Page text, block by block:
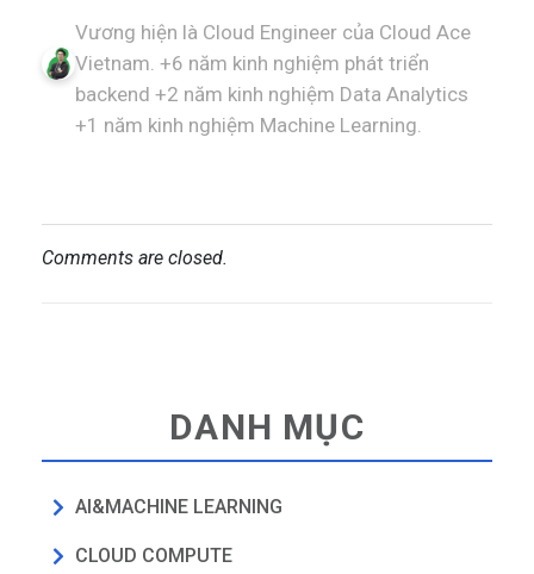
Vương hiện là Cloud Engineer của Cloud Ace
Vietnam. +6 năm kinh nghiệm phát triển
backend +2 năm kinh nghiệm Data Analytics
+1 năm kinh nghiệm Machine Learning.
Comments are closed.
DANH MỤC
AI&MACHINE LEARNING
CLOUD COMPUTE